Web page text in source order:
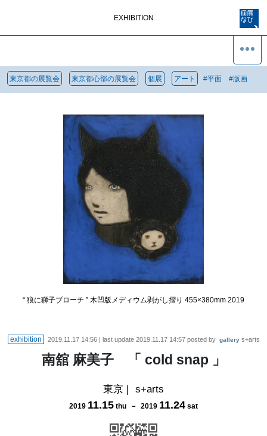
EXHIBITION
東京都の展覧会 東京都心部の展覧会 個展 アート #平面 #版画
“ 狼に獅子ブローチ ” 木凹版メディウム剥がし摺り 455×380mm 2019
exhibition 2019.11.17 14:56| last update 2019.11.17 14:57posted by gallery s+arts
南舘 麻美子 「 cold snap 」
東京 | s+arts
2019 11.15 thu － 2019 11.24 sat